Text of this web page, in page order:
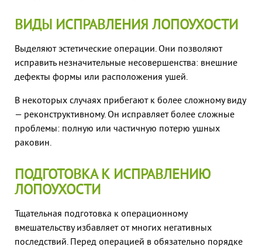
ВИДЫ ИСПРАВЛЕНИЯ ЛОПОУХОСТИ
Выделяют эстетические операции. Они позволяют
исправить незначительные несовершенства: внешние
дефекты формы или расположения ушей.
В некоторых случаях прибегают к более сложному виду
— реконструктивному. Он исправляет более сложные
проблемы: полную или частичную потерю ушных
раковин.
ПОДГОТОВКА К ИСПРАВЛЕНИЮ
ЛОПОУХОСТИ
Тщательная подготовка к операционному
вмешательству избавляет от многих негативных
последствий. Перед операцией в обязательно порядке